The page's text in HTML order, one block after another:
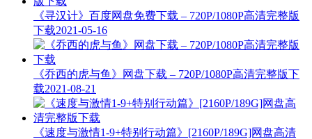
《寻汉计》百度网盘免费下载 – 720P/1080P高清完整版
下载2021-05-16
《乔西的虎与鱼》网盘下载 – 720P/1080P高清完整版下
载2021-08-21
《速度与激情1-9+特别行动篇》[2160P/189G]网盘高清